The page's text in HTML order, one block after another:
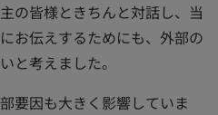
の皆様ときちんと対話し、当
お伝えするためにも、外部の
と考えました。
要因も大きく影響していま